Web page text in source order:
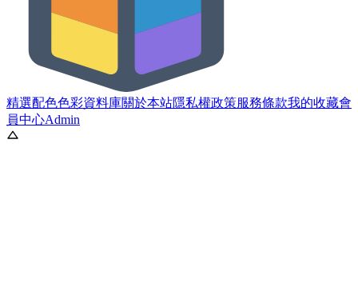
精選配色色彩資料庫關於本站隱私權政策服務條款我的收藏會
員中心Admin